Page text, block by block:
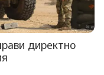
директно